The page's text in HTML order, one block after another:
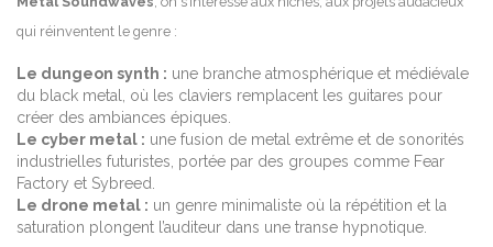
qui réinventent le genre :
Le dungeon synth : une branche atmosphérique et médiévale
du black metal, où les claviers remplacent les guitares pour
créer des ambiances épiques.
Le cyber metal : une fusion de metal extrême et de sonorités
industrielles futuristes, portée par des groupes comme Fear
Factory et Sybreed.
Le drone metal : un genre minimaliste où la répétition et la
saturation plongent l’auditeur dans une transe hypnotique.